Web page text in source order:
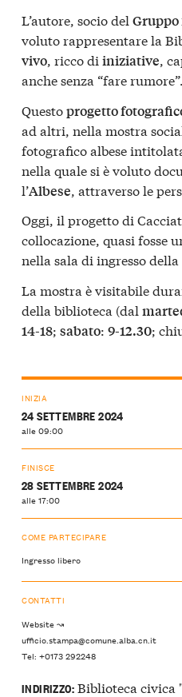
L’autore, socio del Gruppo
voluto rappresentare la
vivo, ricco di iniziative,
anche senza “fare rumore”.
Questoprogetto
ad altri, nella mostra
fotografico albese
nella quale si è voluto
l’Albese, attraverso le
Oggi, il progetto di
collocazione, quasi fosse
nella sala di ingresso della
La mostra è visitabile
della biblioteca (dal
14-18; sabato: 9-12.30;
INIZIA
24 SETTEMBRE 2024
alle 09:00
FINISCE
28 SETTEMBRE 2024
alle 17:00
COME PARTECIPARE
Ingresso libero
CONTATTI
Website ↝
ufficio.stampa@comune.alba.cn.it
Tel: +0173 292248
INDIRIZZO:Biblioteca civica